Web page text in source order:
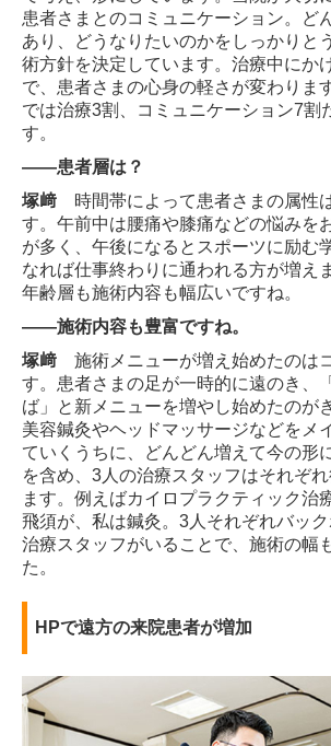
患者さまとのコミュニケーション。ど
あり、どうなりたいのかをしっかりと
術方針を決定しています。治療中にか
で、患者さまの心身の軽さが変わりま
では治療3割、コミュニケーション7割
す。
――患者層は？
塚﨑 時間帯によって患者さまの属性
す。午前中は腰痛や膝痛などの悩みを
が多く、午後になるとスポーツに励む
なれば仕事終わりに通われる方が増え
年齢層も施術内容も幅広いですね。
――施術内容も豊富ですね。
塚﨑 施術メニューが増え始めたのは
す。患者さまの足が一時的に遠のき、
ば」と新メニューを増やし始めたのが
美容鍼灸やヘッドマッサージなどをメ
ていくうちに、どんどん増えて今の形
を含め、3人の治療スタッフはそれぞ
ます。例えばカイロプラクティック治
飛須が、私は鍼灸。3人それぞれバッ
治療スタッフがいることで、施術の幅
た。
HPで遠方の来院患者が増加